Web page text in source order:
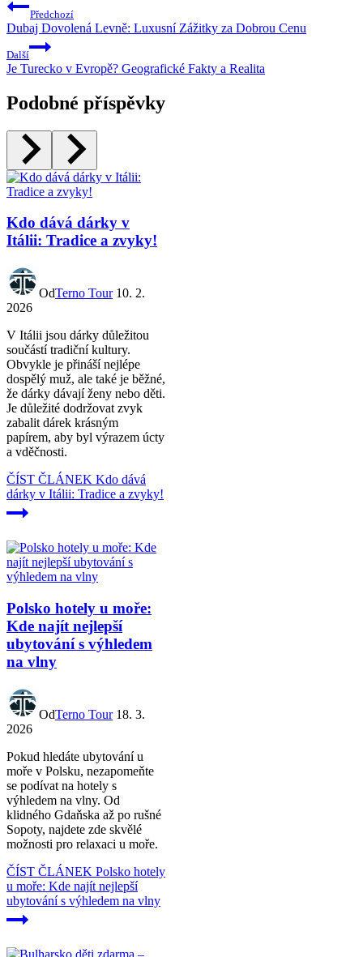
Předchozí
Dubaj Dovolená Levně: Luxusní Zážitky za Dobrou Cenu
Další
Je Turecko v Evropě? Geografické Fakty a Realita
Podobné příspěvky
Kdo dává dárky v
Itálii: Tradice a zvyky!
OdTerno Tour 10. 2.
2026
V Itálii jsou dárky důležitou
součástí tradiční kultury.
Obvykle je přináší nejlépe
dospělý muž, ale také je běžné,
že dárky dávají ženy nebo děti.
Je důležité dodržovat zvyk
zabalit dárek krásným
papírem, aby byl výrazem úcty
a vděčnosti.
ČÍST ČLÁNEK Kdo dává
dárky v Itálii: Tradice a zvyky!
Polsko hotely u moře:
Kde najít nejlepší
ubytování s výhledem
na vlny
OdTerno Tour 18. 3.
2026
Pokud hledáte ubytování u
moře v Polsku, nezapomeňte
se podívat na hotely s
výhledem na vlny. Od
klidného Gdaňska až po rušné
Sopoty, najdete zde skvělé
možnosti pro relaxaci u moře.
ČÍST ČLÁNEK Polsko hotely
u moře: Kde najít nejlepší
ubytování s výhledem na vlny